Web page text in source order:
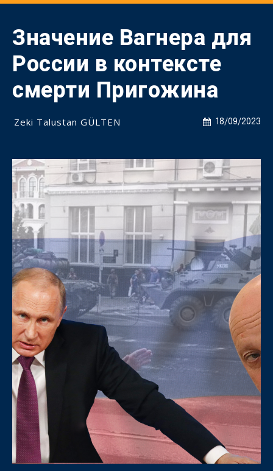
Значение Вагнера для
России в контексте
смерти Пригожина
18/09/2023
Zeki Talustan GÜLTEN